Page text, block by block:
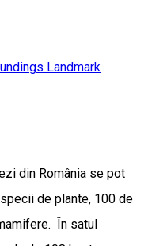
Landmark
din România se pot
de plante, 100 de
În satul